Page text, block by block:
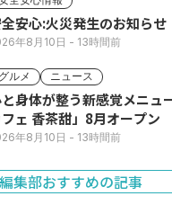
安心:火災発生のお知らせ
年8月10日 - 13時間前
グルメ ニュース
身体が整う新感覚メニュ
ェ 香茶甜」8月オープン
年8月10日 - 13時間前
編集部おすすめの記事